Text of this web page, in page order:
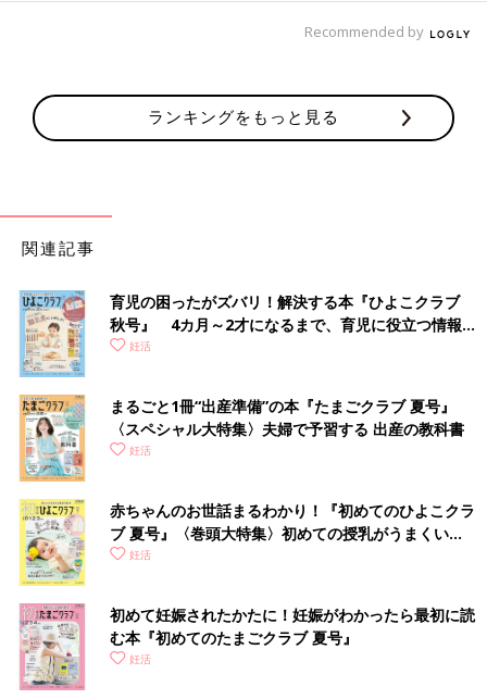
Recommended by
ランキングをもっと見る
関連記事
育児の困ったがズバリ！解決する本『ひよこクラブ
秋号』 4カ月～2才になるまで、育児に役立つ情報が
いっぱい！
妊活
まるごと1冊“出産準備”の本『たまごクラブ 夏号』
〈スペシャル大特集〉夫婦で予習する 出産の教科書
妊活
赤ちゃんのお世話まるわかり！『初めてのひよこクラ
ブ 夏号』〈巻頭大特集〉初めての授乳がうまくい
く！ おっぱい・ミルクの基本と夏のトラブル 解決テ
妊活
初めて妊娠されたかたに！妊娠がわかったら最初に読
む本『初めてのたまごクラブ 夏号』
妊活